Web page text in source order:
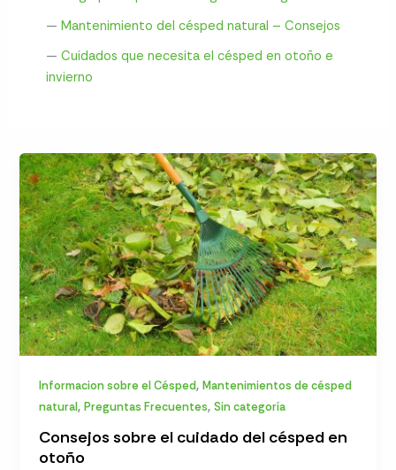
— Mantenimiento del césped natural – Consejos
— Cuidados que necesita el césped en otoño e
invierno
Informacion sobre el Césped,Mantenimientos de césped
natural,Preguntas Frecuentes,Sin categoría
Consejos sobre el cuidado del césped en
otoño